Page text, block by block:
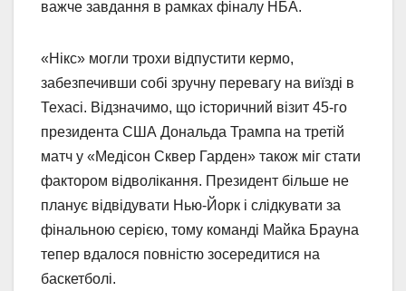
важче завдання в рамках фіналу НБА.
«Нікс» могли трохи відпустити кермо,
забезпечивши собі зручну перевагу на виїзді в
Техасі. Відзначимо, що історичний візит 45-го
президента США Дональда Трампа на третій
матч у «Медісон Сквер Гарден» також міг стати
фактором відволікання. Президент більше не
планує відвідувати Нью-Йорк і слідкувати за
фінальною серією, тому команді Майка Брауна
тепер вдалося повністю зосередитися на
баскетболі.